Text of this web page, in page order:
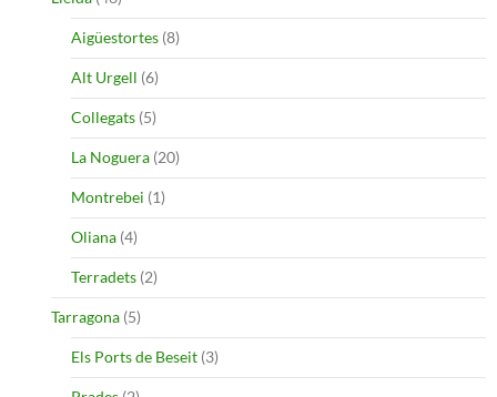
Aigüestortes (8)
Alt Urgell (6)
Collegats (5)
La Noguera (20)
Montrebei (1)
Oliana (4)
Terradets (2)
Tarragona (5)
Els Ports de Beseit (3)